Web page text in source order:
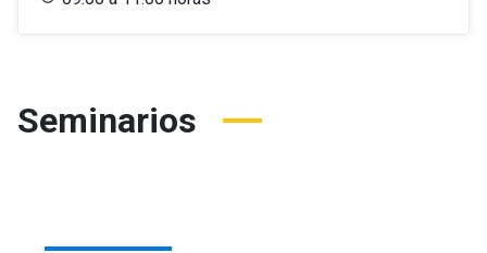
Seminarios